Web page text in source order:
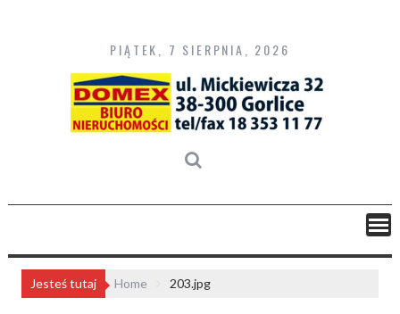
content
PIĄTEK, 7 SIERPNIA, 2026
Jesteś tutaj Home 203.jpg